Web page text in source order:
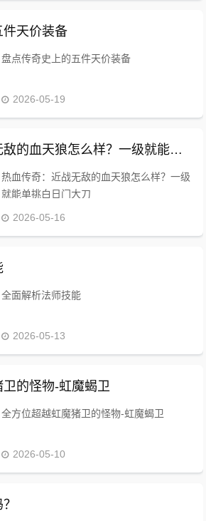
件天价装备
盘点传奇史上的五件天价装备
2026-05-19
热血传奇：近战无敌的血天狼怎么样？一级就能单挑白日门大刀
热血传奇：近战无敌的血天狼怎么样？一级
就能单挑白日门大刀
2026-05-16
全面解析法师技能
2026-05-13
的怪物-虹魔蝎卫
全方位超越虹魔猪卫的怪物-虹魔蝎卫
2026-05-10